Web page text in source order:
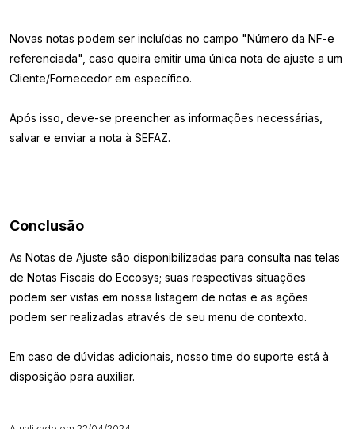
Novas notas podem ser incluídas no campo "Número da NF-e
referenciada", caso queira emitir uma única nota de ajuste a um
Cliente/Fornecedor em específico.
Após isso, deve-se preencher as informações necessárias,
salvar e enviar a nota à SEFAZ.
Conclusão
As Notas de Ajuste são disponibilizadas para consulta nas telas
de Notas Fiscais do Eccosys; suas respectivas situações
podem ser vistas em nossa listagem de notas e as ações
podem ser realizadas através de seu menu de contexto.
Em caso de dúvidas adicionais, nosso time do suporte está à
disposição para auxiliar.